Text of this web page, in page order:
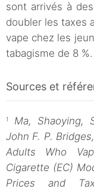
sont arrivés à
doubler les taxes
vape chez les
tabagisme de 8 %.
Sources et
1
Ma, Shaoying,
John F. P.
Adults Who
Cigarette (EC)
Prices and